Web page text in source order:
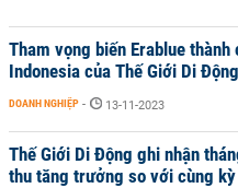
Tham vọng biến Erablue
Indonesia của Thế Giới Di Động
DOANH NGHIỆP - 13-11-2023
Thế Giới Di Động ghi nhận
thu tăng trưởng so với cùng kỳ